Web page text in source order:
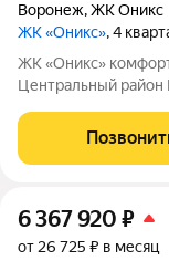
Воронеж,ЖК Оникс
ЖК «Оникс», 4
ЖК «Оникс» комфорт в Центральном районе ул. Дарвина
Центральный район Монолит, 9 этажей комфорт Сдача: IV кв.
с Ботаническим
Закрытый двор без
6 367 920 ₽
от 26 725 ₽ в месяц